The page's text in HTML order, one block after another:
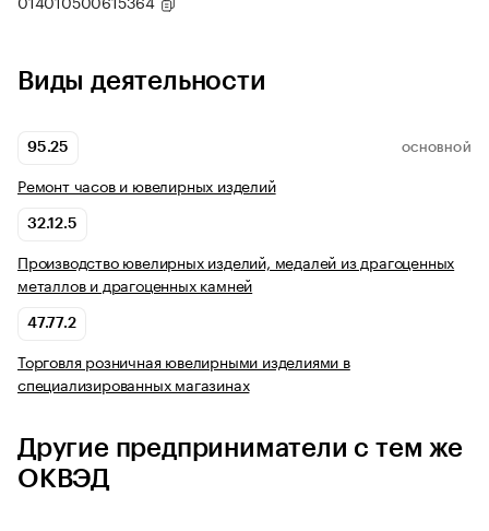
Виды деятельности
95.25 ОСНОВНОЙ
Ремонт часов и ювелирных изделий
32.12.5
Производство ювелирных изделий, медалей из драгоценных
металлов и драгоценных камней
47.77.2
Торговля розничная ювелирными изделиями в
специализированных магазинах
Другие предприниматели с тем же
ОКВЭД